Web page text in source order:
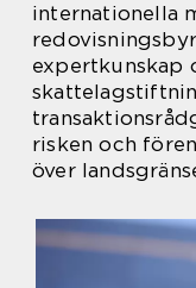
internationella
expertkunskap
risken och
över